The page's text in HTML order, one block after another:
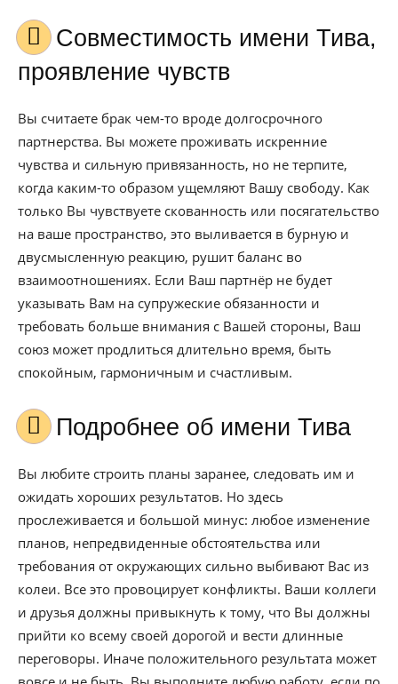
Совместимость имени Тива,
проявление чувств
Вы считаете брак чем-то вроде долгосрочного
партнерства. Вы можете проживать искренние
чувства и сильную привязанность, но не терпите,
когда каким-то образом ущемляют Вашу свободу. Как
только Вы чувствуете скованность или посягательство
на ваше пространство, это выливается в бурную и
двусмысленную реакцию, рушит баланс во
взаимоотношениях. Если Ваш партнёр не будет
указывать Вам на супружеские обязанности и
требовать больше внимания с Вашей стороны, Ваш
союз может продлиться длительно время, быть
спокойным, гармоничным и счастливым.
Подробнее об имени Тива
Вы любите строить планы заранее, следовать им и
ожидать хороших результатов. Но здесь
прослеживается и большой минус: любое изменение
планов, непредвиденные обстоятельства или
требования от окружающих сильно выбивают Вас из
колеи. Все это провоцирует конфликты. Ваши коллеги
и друзья должны привыкнуть к тому, что Вы должны
прийти ко всему своей дорогой и вести длинные
переговоры. Иначе положительного результата может